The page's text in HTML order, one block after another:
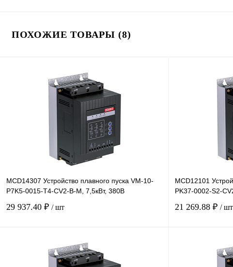
ПОХОЖИЕ ТОВАРЫ (8)
MCD14307 Устройство плавного пуска VM-10-
P7K5-0015-T4-CV2-B-M, 7,5кВт, 380В
29 937.40 ₽ / шт
MCD12101
PK37-0002-S2-
21 269.88 ₽ / шт